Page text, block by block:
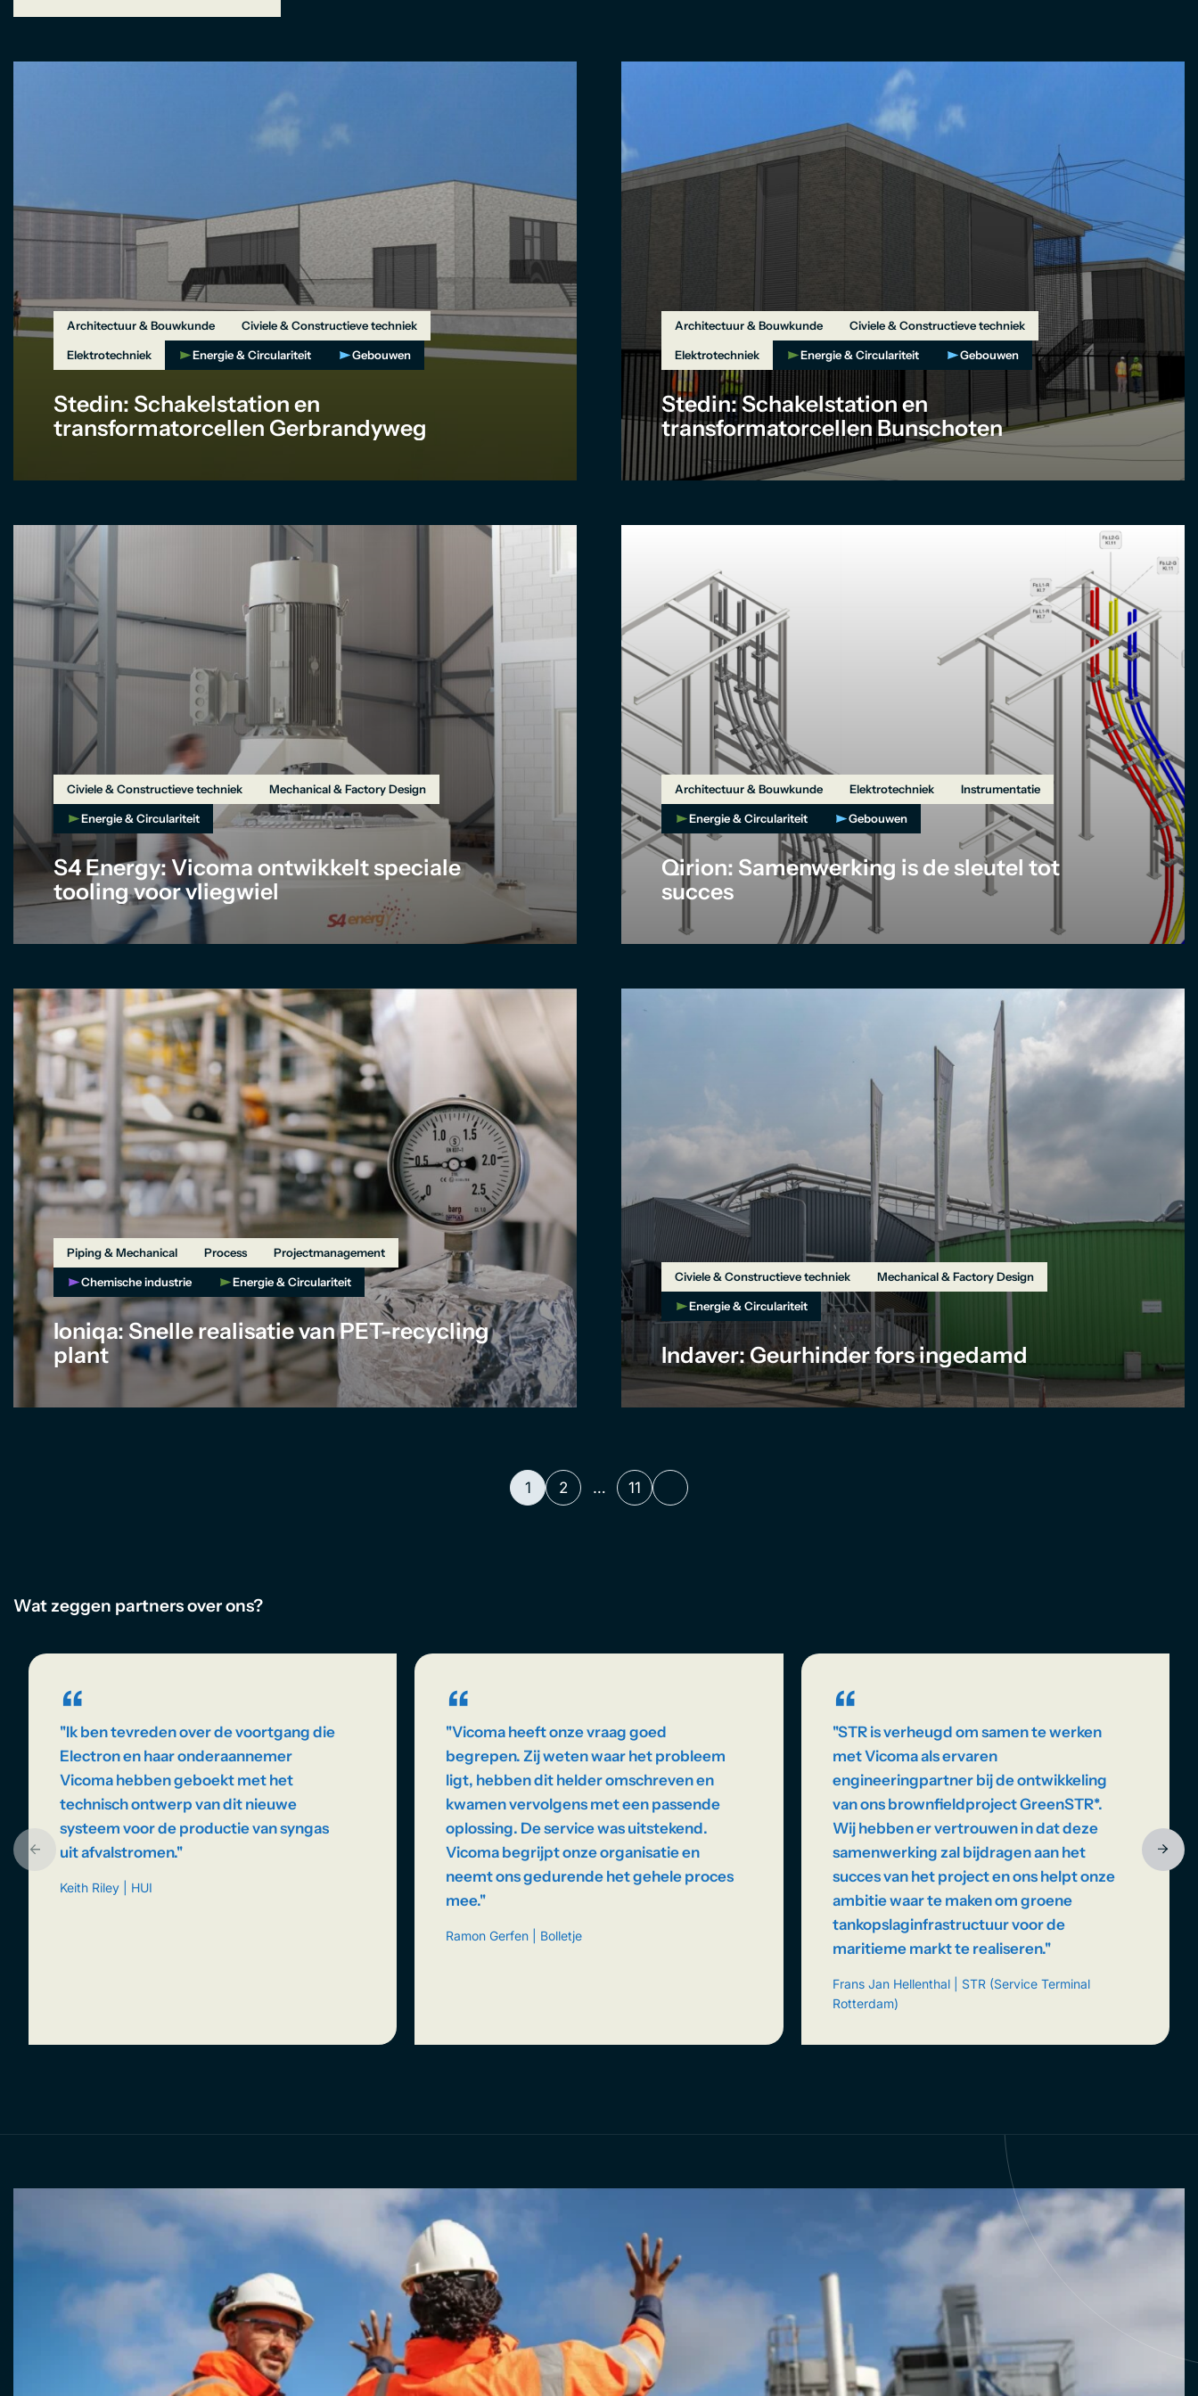
Architectuur & Bouwkunde Civiele & Constructieve techniek
Elektrotechniek Energie & Circulariteit Gebouwen
Stedin: Schakelstation en
transformatorcellen Gerbrandyweg
Architectuur & Bouwkunde Civiele & Constructieve techniek
Elektrotechniek Energie & Circulariteit Gebouwen
Stedin: Schakelstation en
transformatorcellen Bunschoten
Civiele & Constructieve techniek Mechanical & Factory Design
Energie & Circulariteit
S4 Energy: Vicoma ontwikkelt speciale
tooling voor vliegwiel
Architectuur & Bouwkunde Elektrotechniek Instrumentatie
Energie & Circulariteit Gebouwen
Qirion: Samenwerking is de sleutel tot
succes
Piping & Mechanical Process Projectmanagement
Chemische industrie Energie & Circulariteit
Ioniqa: Snelle realisatie van PET-recycling
plant
Civiele & Constructieve techniek Mechanical & Factory Design
Energie & Circulariteit
Indaver: Geurhinder fors ingedamd
1 2 … 11
Wat zeggen partners over ons?
“
''Ik ben tevreden over de voortgang die
Electron en haar onderaannemer
Vicoma hebben geboekt met het
technisch ontwerp van dit nieuwe
systeem voor de productie van syngas
uit afvalstromen.''
Keith Riley | HUI
“
''Vicoma heeft onze vraag goed
begrepen. Zij weten waar het probleem
ligt, hebben dit helder omschreven en
kwamen vervolgens met een passende
oplossing. De service was uitstekend.
Vicoma begrijpt onze organisatie en
neemt ons gedurende het gehele proces
mee.''
Ramon Gerfen | Bolletje
“
''STR is verheugd om samen te werken
met Vicoma als ervaren
engineeringpartner bij de ontwikkeling
van ons brownfieldproject GreenSTR*.
Wij hebben er vertrouwen in dat deze
samenwerking zal bijdragen aan het
succes van het project en ons helpt onze
ambitie waar te maken om groene
tankopslaginfrastructuur voor de
maritieme markt te realiseren.''
Frans Jan Hellenthal | STR (Service Terminal
Rotterdam)